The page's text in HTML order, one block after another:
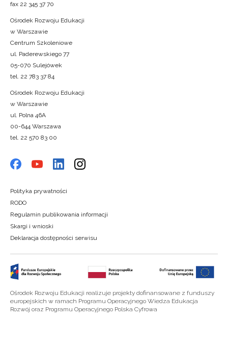
fax 22 345 37 70
Ośrodek Rozwoju Edukacji
w Warszawie
Centrum Szkoleniowe
ul. Paderewskiego 77
05-070 Sulejówek
tel. 22 783 37 84
Ośrodek Rozwoju Edukacji
w Warszawie
ul. Polna 46A
00-644 Warszawa
tel. 22 570 83 00
Polityka prywatności
RODO
Regulamin publikowania informacji
Skargi i wnioski
Deklaracja dostępności serwisu
Ośrodek Rozwoju Edukacji realizuje projekty dofinansowane z funduszy
europejskich w ramach Programu Operacyjnego Wiedza Edukacja
Rozwój oraz Programu Operacyjnego Polska Cyfrowa